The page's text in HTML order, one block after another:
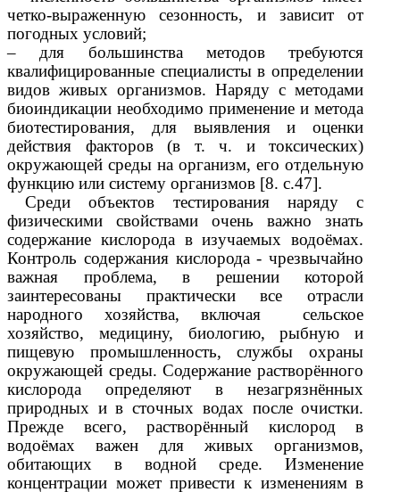
четко-выраженную сезонность, и зависит от
погодных условий;
– для большинства методов требуются
квалифицированные специалисты в определении
видов живых организмов. Наряду с методами
биоиндикации необходимо применение и метода
биотестирования, для выявления и оценки
действия факторов (в т. ч. и токсических)
окружающей среды на организм, его отдельную
функцию или систему организмов [8. с.47].
Среди объектов тестирования наряду с
физическими свойствами очень важно знать
содержание кислорода в изучаемых водоёмах.
Контроль содержания кислорода - чрезвычайно
важная проблема, в решении которой
заинтересованы практически все отрасли
народного хозяйства, включая сельское
хозяйство, медицину, биологию, рыбную и
пищевую промышленность, службы охраны
окружающей среды. Содержание растворённого
кислорода определяют в незагрязнённых
природных и в сточных водах после очистки.
Прежде всего, растворённый кислород в
водоёмах важен для живых организмов,
обитающих в водной среде. Изменение
концентрации может привести к изменениям в